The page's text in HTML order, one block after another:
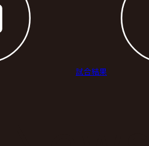
試合結果